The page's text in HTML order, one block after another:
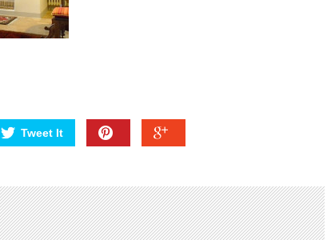
Tweet It